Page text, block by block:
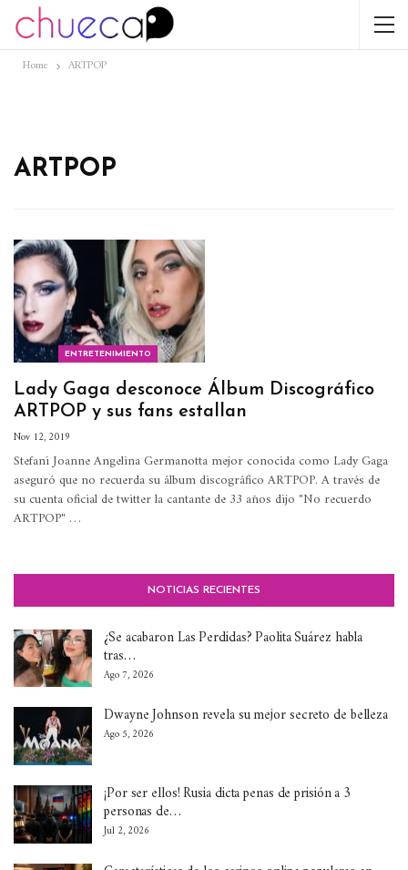
Home ARTPOP
ARTPOP
ENTRETENIMIENTO
Lady Gaga desconoce Álbum Discográfico
ARTPOP y sus fans estallan
Nov 12, 2019
Stefani Joanne Angelina Germanotta mejor conocida como Lady Gaga
aseguró que no recuerda su álbum discográfico ARTPOP. A través de
su cuenta oficial de twitter la cantante de 33 años dijo "No recuerdo
ARTPOP" …
NOTICIAS RECIENTES
¿Se acabaron Las Perdidas? Paolita Suárez habla
tras…
Ago 7, 2026
Dwayne Johnson revela su mejor secreto de belleza
Ago 5, 2026
¡Por ser ellos! Rusia dicta penas de prisión a 3
personas de…
Jul 2, 2026